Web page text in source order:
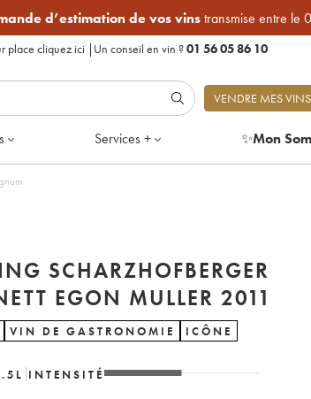
d’estimation de vos vinstransmise entre le
place cliquez ici | Un conseil en vin ?01 56 05 86 10
VENDRE MES VINS
Services + ✨Mon
SCHARZHOFBERGER
EGON MULLER 2011
VIN DE GASTRONOMIE ICÔNE
L INTENSITÉ